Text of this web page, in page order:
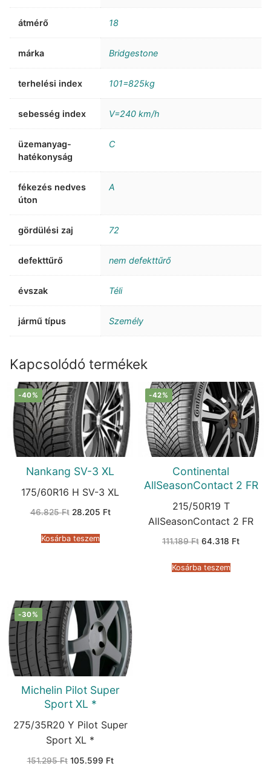
átmérő 18
márka Bridgestone
terhelési index 101=825kg
sebesség index V=240 km/h
üzemanyag-
hatékonyság
C
fékezés nedves
úton
A
gördülési zaj 72
defekttűrő nem defekttűrő
évszak Téli
jármű típus Személy
Kapcsolódó termékek
-40%
Nankang SV-3 XL
175/60R16 H SV-3 XL
46.825Ft Original
46.825 Ft.
28.205 FtCurrent
Kosárba teszem
-42%
Continental
AllSeasonContact 2 FR
215/50R19 T
AllSeasonContact 2 FR
111.189Ft Original
111.189 Ft.
64.318 FtCurrent
Kosárba teszem
-30%
Michelin Pilot Super
Sport XL *
275/35R20 Y Pilot Super
Sport XL *
151.295Ft Original
105.599 FtCurrent